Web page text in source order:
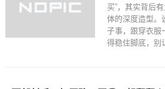
买”，其实背后
体的深度造型。
子事，跟穿衣服
得稳住脚底，别